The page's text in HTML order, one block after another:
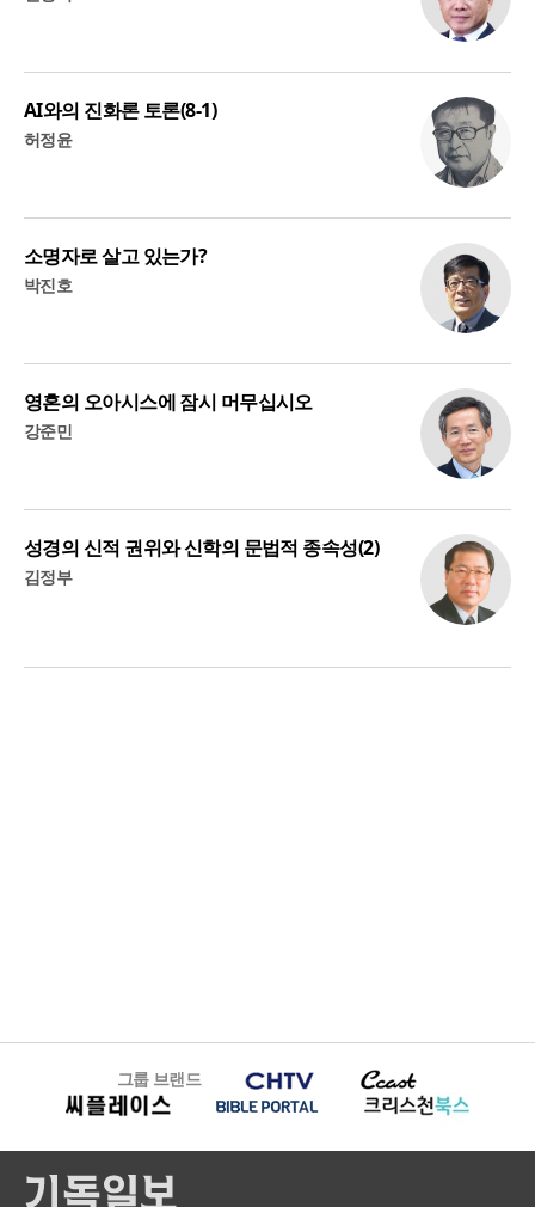
AI와의 진화론 토론(8-1)
허정윤
소명자로 살고 있는가?
박진호
영혼의 오아시스에 잠시 머무십시오
강준민
성경의 신적 권위와 신학의 문법적 종속성(2)
김정부
그룹 브랜드